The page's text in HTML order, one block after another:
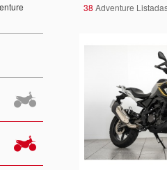
38 Adventure